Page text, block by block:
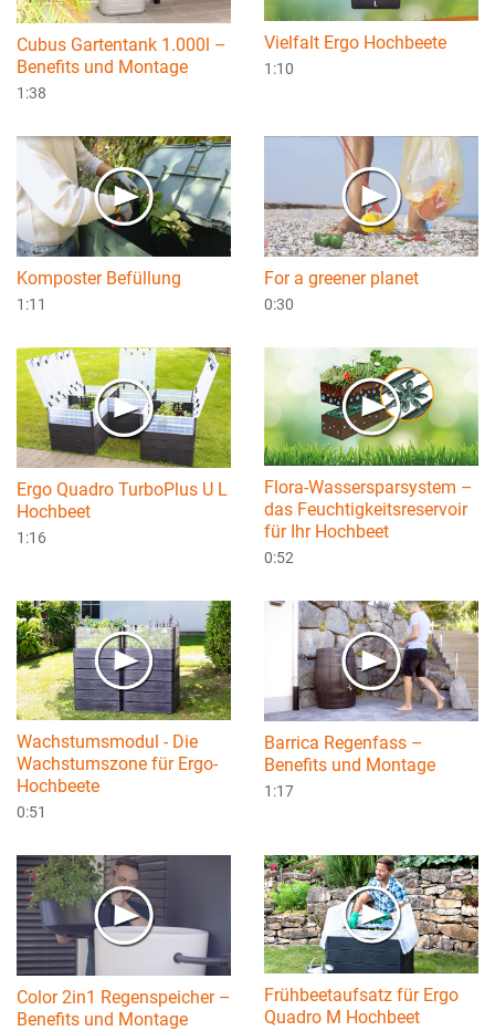
Cubus Gartentank 1.000l –
Benefits und Montage
1:38
Vielfalt Ergo Hochbeete
1:10
Komposter Befüllung
1:11
For a greener planet
0:30
Ergo Quadro TurboPlus U L
Hochbeet
1:16
Flora-Wassersparsystem –
das Feuchtigkeitsreservoir
für Ihr Hochbeet
0:52
Wachstumsmodul - Die
Wachstumszone für Ergo-
Hochbeete
0:51
Barrica Regenfass –
Benefits und Montage
1:17
Color 2in1 Regenspeicher –
Benefits und Montage
Frühbeetaufsatz für Ergo
Quadro M Hochbeet